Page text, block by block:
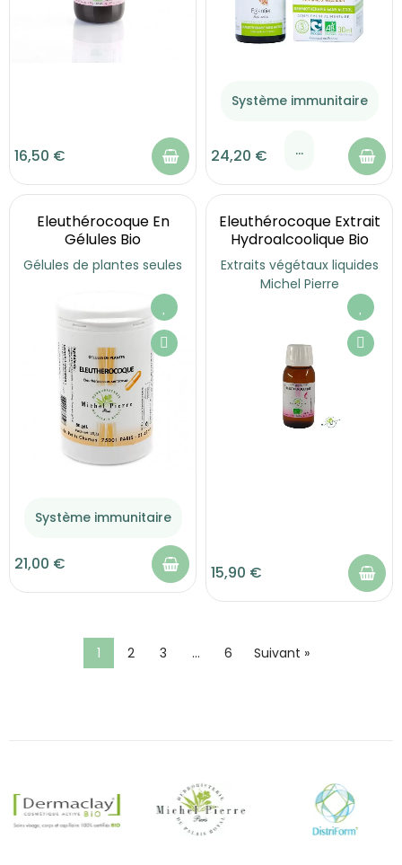
16,50 €
Système immunitaire
...
24,20 €
Eleuthérocoque En
Gélules Bio
Gélules de plantes seules
Système immunitaire
21,00 €
Eleuthérocoque Extrait
Hydroalcoolique Bio
Extraits végétaux liquides
Michel Pierre
15,90 €
1 2 3 … 6 Suivant »